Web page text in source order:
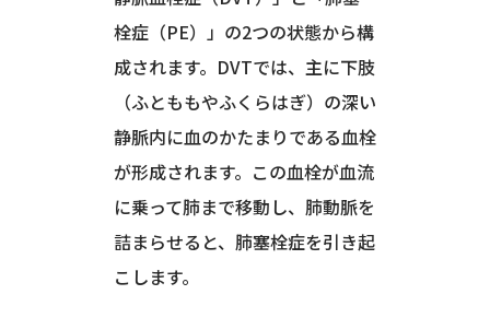
栓症（PE）」の2つの状態から構
成されます。DVTでは、主に下肢
（ふとももやふくらはぎ）の深い
静脈内に血のかたまりである血栓
が形成されます。この血栓が血流
に乗って肺まで移動し、肺動脈を
詰まらせると、肺塞栓症を引き起
こします。